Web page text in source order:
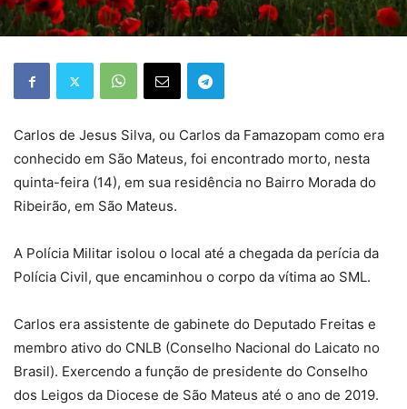
Carlos de Jesus Silva, ou Carlos da Famazopam como era
conhecido em São Mateus, foi encontrado morto, nesta
quinta-feira (14), em sua residência no Bairro Morada do
Ribeirão, em São Mateus.
A Polícia Militar isolou o local até a chegada da perícia da
Polícia Civil, que encaminhou o corpo da vítima ao SML.
Carlos era assistente de gabinete do Deputado Freitas e
membro ativo do CNLB (Conselho Nacional do Laicato no
Brasil). Exercendo a função de presidente do Conselho
dos Leigos da Diocese de São Mateus até o ano de 2019.